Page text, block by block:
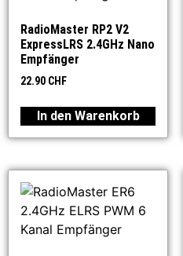
RadioMaster RP2 V2
ExpressLRS 2.4GHz Nano
Empfänger
22.90 CHF
In den Warenkorb